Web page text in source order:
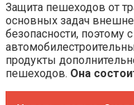
Защита пешеходов от
основных задач
безопасности, поэтому
продукты
пешеходов. Она